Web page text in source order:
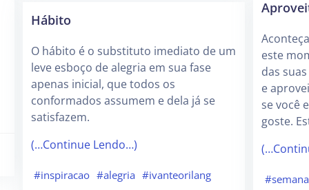
Hábito
O hábito é o substituto imediato de um
leve esboço de alegria em sua fase
apenas inicial, que todos os
conformados assumem e dela já se
satisfazem.
(…Continue Lendo…)
#inspiracao #alegria #ivanteorilang
este
das
e
se você
goste.
#semana